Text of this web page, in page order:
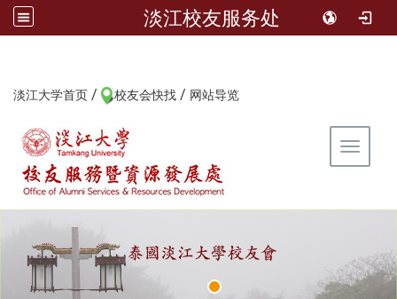
淡江校友服务处
淡江大学首页 / 校友会快找 / 网站导览
Toggle